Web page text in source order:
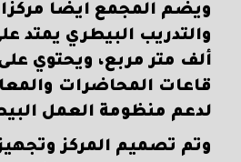
ويضم المجمع ايضا مركزًا
ألف متر مربع، ويحتوي
قاعات المحاضرات
لدعم منظومة العمل
وتم تصميم المركز